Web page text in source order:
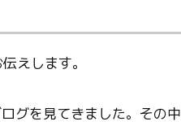
伝えします。
グを見てきました。その中